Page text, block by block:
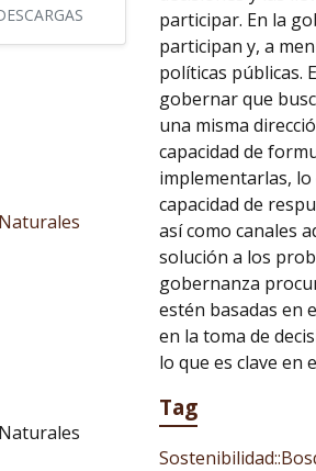
participar. En la
participan y, a
políticas públicas.
gobernar que
una misma
capacidad de
implementarlas,
capacidad de
así como canales
solución a los
gobernanza
estén basadas en
en la toma de
lo que es clave en
Tag